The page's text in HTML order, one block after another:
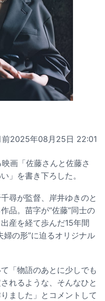
前2025年08月25日 22:01
画「佐藤さんと佐藤さ
」を書き下ろした。
尋が監督、岸井ゆきのと
品。苗字が“佐藤”同士の
産を経て歩んだ15年間
婦の形”に迫るオリジナル
「物語のあとに少しでも
れるような、そんなひと
ました」とコメントして